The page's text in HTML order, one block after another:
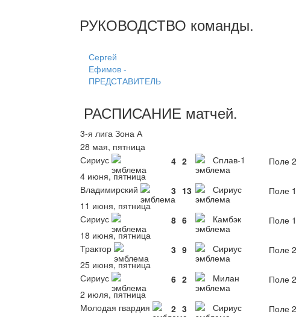
РУКОВОДСТВО команды.
Сергей
Ефимов -
ПРЕДСТАВИТЕЛЬ
РАСПИСАНИЕ матчей.
3-я лига Зона А
28 мая, пятница
Сириус
4 2 Сплав-1
Поле 2
4 июня, пятница
Владимирский
3 13 Сириус
Поле 1
11 июня, пятница
Сириус
8 6 Камбэк
Поле 1
18 июня, пятница
Трактор
3 9 Сириус
Поле 2
25 июня, пятница
Сириус
6 2 Милан
Поле 2
2 июля, пятница
Молодая гвардия
2 3 Сириус
Поле 2